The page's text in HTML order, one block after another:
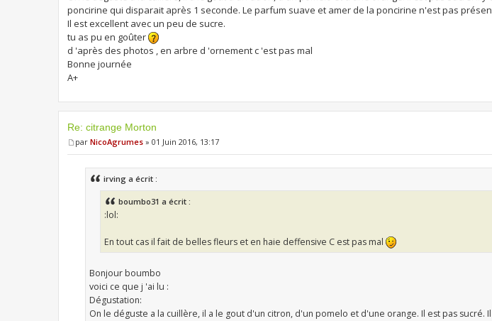
poncirine qui disparait après 1 seconde. Le parfum suave et amer de la poncirine n'est pas
Il est excellent avec un peu de sucre.
tu as pu en goûter
d 'après des photos , en arbre d 'ornement c 'est pas mal
Bonne journée
A+
Re: citrange Morton
par NicoAgrumes » 01 Juin 2016, 13:17
irving a écrit :
boumbo31 a écrit :
:lol:
En tout cas il fait de belles fleurs et en haie deffensive C est pas mal
Bonjour boumbo
voici ce que j 'ai lu :
Dégustation:
On le déguste a la cuillère, il a le gout d'un citron, d'un pomelo et d'une orange. Il est pas